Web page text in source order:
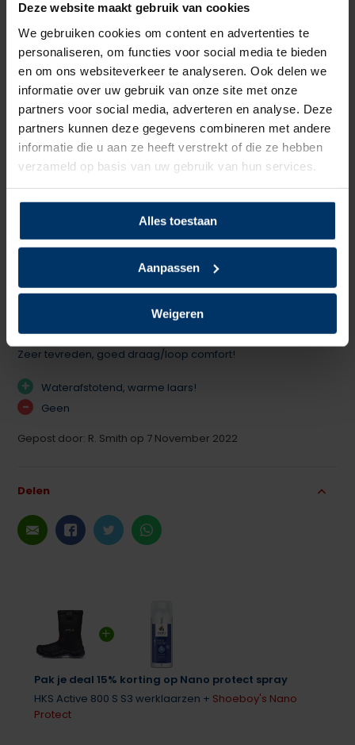
Deze website maakt gebruik van cookies
We gebruiken cookies om content en advertenties te
personaliseren, om functies voor social media te bieden
en om ons websiteverkeer te analyseren. Ook delen we
informatie over uw gebruik van onze site met onze
partners voor social media, adverteren en analyse. Deze
partners kunnen deze gegevens combineren met andere
informatie die u aan ze heeft verstrekt of die ze hebben
verzameld op basis van uw gebruik van hun services.
Alles toestaan
Aanpassen
Weigeren
Pak je deal 15% korting op Nano protect spray
HKS Active 800 S S3 werklaarzen + Shoeboy's Nano
Protect
Zoolmateriaal PU/PU
Antislip Ja
Overige specificaties Kruipneus, ESD
Kleur Zwart
Beoordelingen
5van5 Gebaseerd op 1 beoordeling(en)
5 van 5
Zeer tevreden, goed draag/loop comfort!
+ Waterafstotend, warme laars!
-
Geen
Gepost door: R. Smith op 7 November 2022
Delen